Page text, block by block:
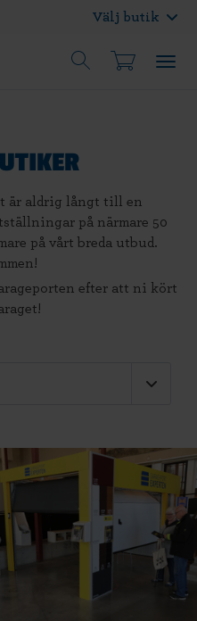
Välj butik
är aldrig långt till en
på närmare 50
på vårt breda utbud.
efter att ni kört